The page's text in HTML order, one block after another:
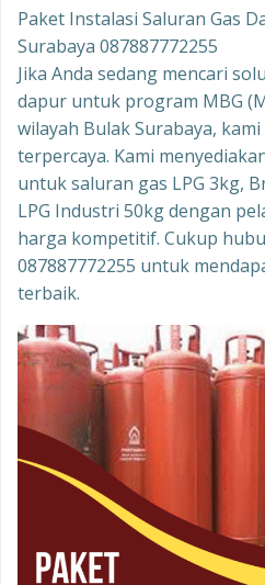
Paket Instalasi Saluran Gas
Surabaya 087887772255
Jika Anda sedang mencari
dapur untuk program MBG
wilayah Bulak Surabaya,
terpercaya. Kami
untuk saluran gas LPG 3kg,
LPG Industri 50kg dengan
harga kompetitif. Cukup
087887772255 untuk
terbaik.